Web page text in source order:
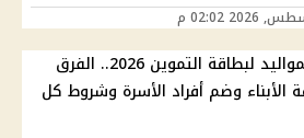
إضافة المواليد لبطاقة التموين 2026.. الفرق
الأبناء وضم أفراد الأسرة وشروط كل